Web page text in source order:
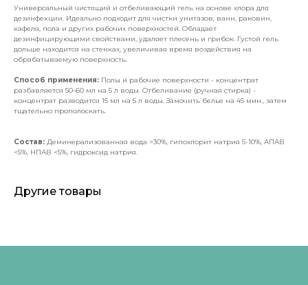
Универсальный чистящий и отбеливающий гель на основе хлора для
дезинфекции. Идеально подходит для чистки унитазов, ванн, раковин,
кафеля, пола и других рабочих поверхностей. Обладает
дезинфицирующими свойствами, удаляет плесень и грибок. Густой гель
дольше находится на стенках, увеличивая время воздействия на
обрабатываемую поверхность.
Способ применения: Полы и рабочие поверхности - концентрат
разбавляется 50-60 мл на 5 л воды. Отбеливание (ручная стирка) -
концентрат разводится 15 мл на 5 л воды. Замочить белье на 45 мин., затем
тщательно прополоскать.
Состав: Деминерализованная вода >30%, гипохлорит натрия 5-10%, АПАВ
<5%, НПАВ <5%, гидроксид натрия.
Другие товары